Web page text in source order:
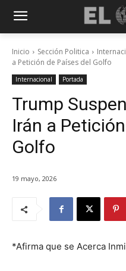
Inicio Sección Politica
a Petición de Países del Golfo
Internacional Portada
Trump
Irán a
Golfo
19 mayo, 2026
*Afirma que se Acerca